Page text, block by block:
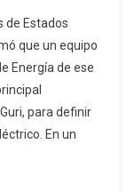
de Estados
que un equipo
Energía de ese
para definir
En un